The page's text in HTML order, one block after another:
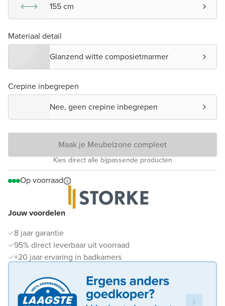
Jouw voordelen
8 jaar garantie
95% direct leverbaar uit voorraad
+20 jaar ervaring in badkamers
155 cm
Materiaal detail
Glanzend witte composietmarmer
Crepine inbegrepen
Nee, geen crepine inbegrepen
Maak je Meubelzone compleet
Kies direct alle bijpassende producten
Op voorraad